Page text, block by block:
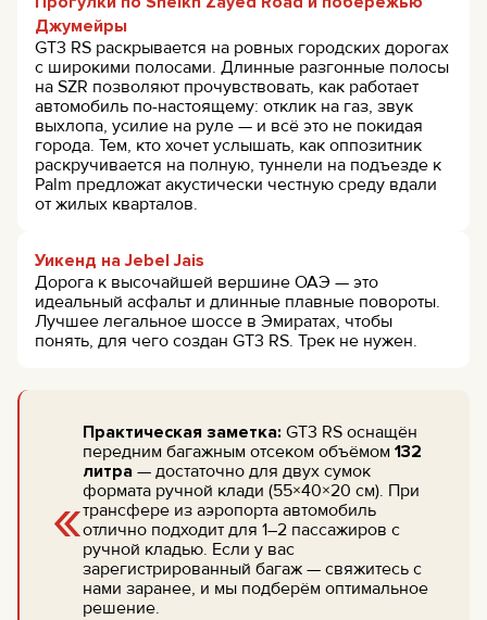
Джумейры
GT3 RS раскрывается на ровных городских дорогах
с широкими полосами. Длинные разгонные полосы
на SZR позволяют прочувствовать, как работает
автомобиль по-настоящему: отклик на газ, звук
выхлопа, усилие на руле — и всё это не покидая
города. Тем, кто хочет услышать, как оппозитник
раскручивается на полную, туннели на подъезде к
Palm предложат акустически честную среду вдали
от жилых кварталов.
Уикенд на Jebel Jais
Дорога к высочайшей вершине ОАЭ — это
идеальный асфальт и длинные плавные повороты.
Лучшее легальное шоссе в Эмиратах, чтобы
понять, для чего создан GT3 RS. Трек не нужен.
«
Практическая заметка: GT3 RS оснащён
передним багажным отсеком объёмом 132
литра— достаточно для двух сумок
формата ручной клади (55×40×20 см). При
трансфере из аэропорта автомобиль
отлично подходит для 1–2 пассажиров с
ручной кладью. Если у вас
зарегистрированный багаж — свяжитесь с
нами заранее, и мы подберём оптимальное
решение.